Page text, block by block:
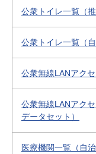
公衆トイレ一覧（
公衆トイレ一覧（
公衆無線LANアク
公衆無線LANアク
データセット）
医療機関一覧（自